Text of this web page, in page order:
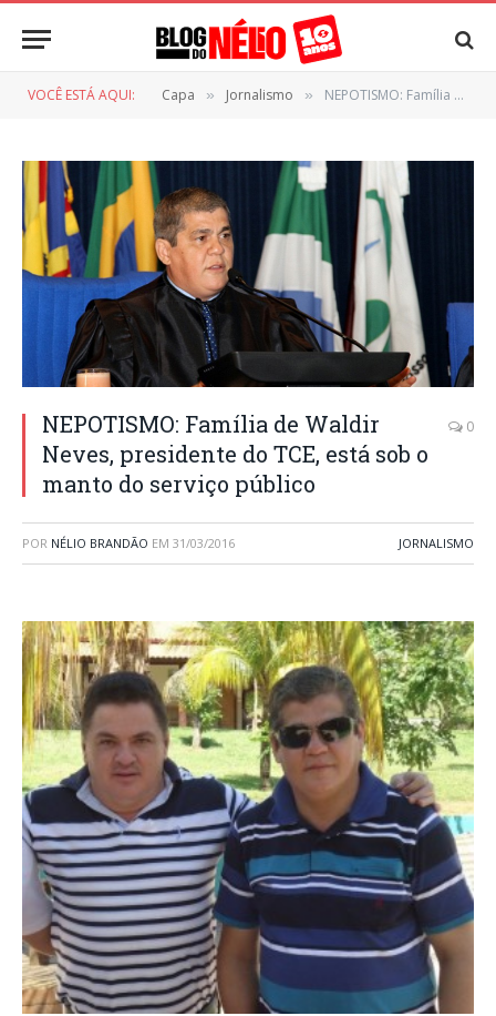
VOCÊ ESTÁ AQUI: Capa » Jornalismo » NEPOTISMO: Família de Waldir Neves, presidente do TCE, está sob o manto do serviço público
NEPOTISMO: Família de Waldir
Neves, presidente do TCE, está sob o
manto do serviço público
0
POR NÉLIO BRANDÃO EM 31/03/2016 JORNALISMO